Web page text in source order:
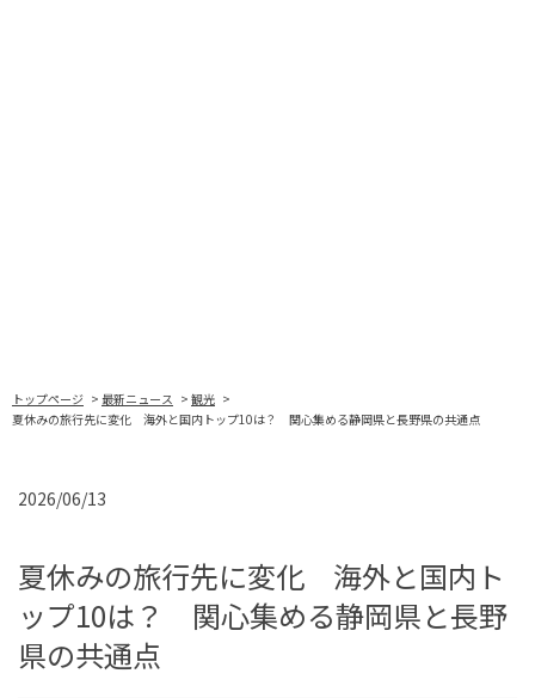
トップページ 最新ニュース
観光
夏休みの旅行先に変化 海外と国内トップ10は？ 関心集める静岡県と長野県の共通点
2026/06/13
夏休みの旅行先に変化 海外と国内ト
ップ10は？ 関心集める静岡県と長野
県の共通点